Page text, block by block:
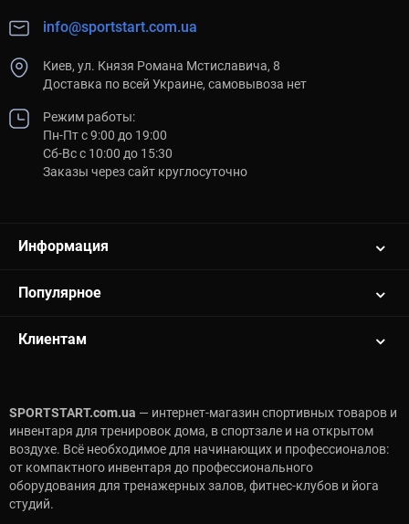
info@sportstart.com.ua
Киев, ул. Князя Романа Мстиславича, 8
Доставка по всей Украине, самовывоза нет
Режим работы:
Пн-Пт с 9:00 до 19:00
Сб-Вс с 10:00 до 15:30
Заказы через сайт круглосуточно
Информация
Популярное
Клиентам
SPORTSTART.com.ua — интернет-магазин спортивных товаров и
инвентаря для тренировок дома, в спортзале и на открытом
воздухе. Всё необходимое для начинающих и профессионалов:
от компактного инвентаря до профессионального
оборудования для тренажерных залов, фитнес-клубов и йога
студий.